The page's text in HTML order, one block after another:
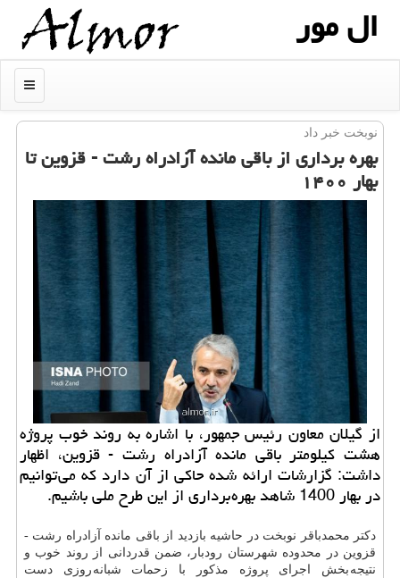
ال مور
منو
نوبخت خبر داد
بهره برداری از باقی مانده آزادراه رشت - قزوین تا
بهار ۱۴۰۰
از گیلان معاون رئیس جمهور، با اشاره به روند خوب پروژه
هشت کیلومتر باقی مانده آزادراه رشت - قزوین، اظهار
داشت: گزارشات ارائه شده حاکی از آن دارد که می توانیم
در بهار 1400 شاهد بهره برداری از این طرح ملی باشیم.
دکتر محمدباقر نوبخت در حاشیه بازدید از باقی مانده آزادراه رشت -
قزوین در محدوده شهرستان رودبار، ضمن قدردانی از روند خوب و
نتیجه بخش اجرای پروژه مذکور با زحمات شبانه روزی دست